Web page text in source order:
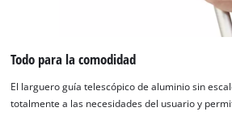
Todo para la comodidad
El larguero guía telescópico de aluminio sin
totalmente a las necesidades del usuario y